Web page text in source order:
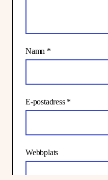
Namn *
E-postadress *
Webbplats